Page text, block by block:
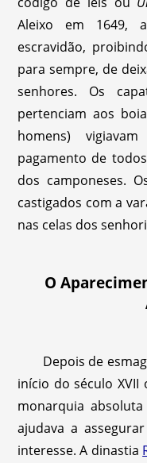
Aleixo em 1649,
escravidão,
para sempre, de
senhores. Os
pertenciam aos
homens)
pagamento de
dos camponeses.
castigados com a
nas celas dos
O
Depois de
início do século XVII
monarquia
ajudava a
interesse. A dinastia